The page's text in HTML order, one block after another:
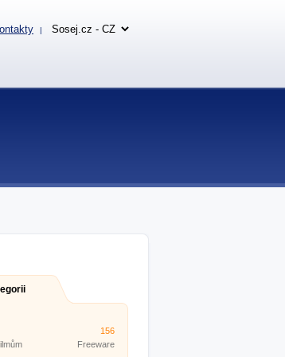
156
Freeware
|